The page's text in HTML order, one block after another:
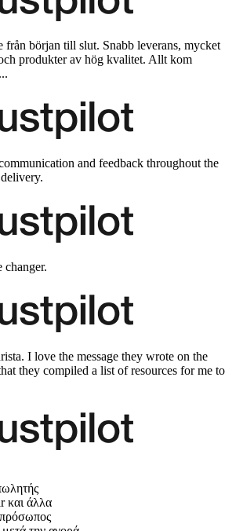
från början till slut. Snabb leverans, mycket
produkter av hög kvalitet. Allt kom
and feedback throughout the
changer.
I love the message they wrote on the
they compiled a list of resources for me to
και άλλα